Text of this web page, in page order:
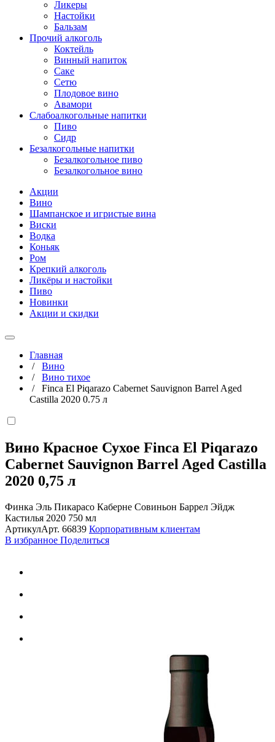
Ликеры
Настойки
Бальзам
Прочий алкоголь
Коктейль
Винный напиток
Саке
Сетю
Плодовое вино
Авамори
Слабоалкогольные напитки
Пиво
Сидр
Безалкогольные напитки
Безалкогольное пиво
Безалкогольное вино
Акции
Вино
Шампанское и игристые вина
Виски
Водка
Коньяк
Ром
Крепкий алкоголь
Ликёры и настойки
Пиво
Новинки
Акции и скидки
Главная
/ Вино
/ Вино тихое
/ Finca El Piqarazo Cabernet Sauvignon Barrel Aged
Castilla 2020 0.75 л
Вино Красное Сухое Finca El Piqarazo
Cabernet Sauvignon Barrel Aged Castilla
2020 0,75 л
Финка Эль Пикарасо Каберне Совиньон Баррел Эйдж
Кастилья 2020 750 мл
АртикулАрт. 66839 Корпоративным клиентам
В избранное Поделиться